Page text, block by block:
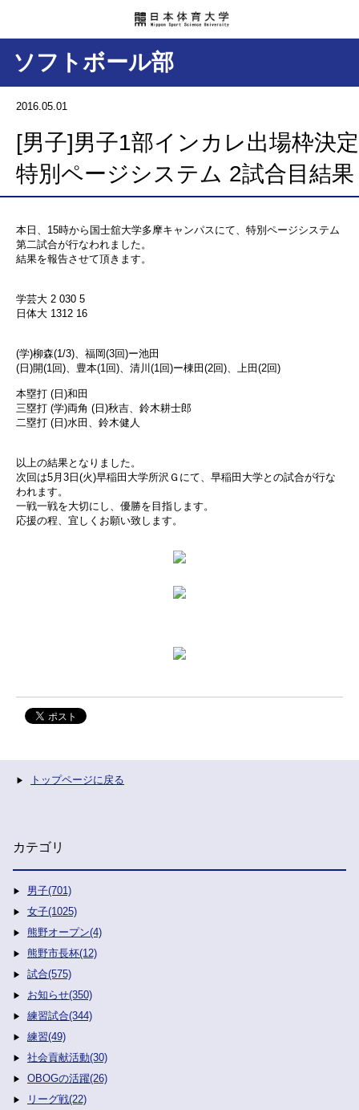
ソフトボール部
2016.05.01
[男子]男子1部インカレ出場枠決定
特別ページシステム 2試合目結果
本日、15時から国士舘大学多摩キャンパスにて、特別ページシステム
第二試合が行なわれました。
結果を報告させて頂きます。
学芸大 2 030 5
日体大 1312 16
(学)柳森(1/3)、福岡(3回)ー池田
(日)開(1回)、豊本(1回)、清川(1回)ー棟田(2回)、上田(2回)
本塁打 (日)和田
三塁打 (学)両角 (日)秋吉、鈴木耕士郎
二塁打 (日)水田、鈴木健人
以上の結果となりました。
次回は5月3日(火)早稲田大学所沢Ｇにて、早稲田大学との試合が行な
われます。
一戦一戦を大切にし、優勝を目指します。
応援の程、宜しくお願い致します。
トップページに戻る
カテゴリ
男子(701)
女子(1025)
熊野オープン(4)
熊野市長杯(12)
試合(575)
お知らせ(350)
練習試合(344)
練習(49)
社会貢献活動(30)
OBOGの活躍(26)
リーグ戦(22)